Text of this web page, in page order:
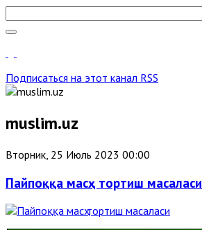
Подписаться на этот канал RSS
muslim.uz
Вторник, 25 Июль 2023 00:00
Пайпоққа масҳ тортиш масаласи